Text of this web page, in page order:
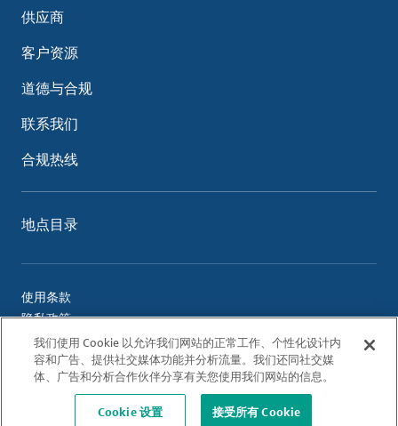
供应商
客户资源
道德与合规
联系我们
合规热线
地点目录
使用条款
隐私政策
Cookie 政策
© 2026 Albemarle Corporation. All Rights Reserved.
我们使用 Cookie 以允许我们网站的正常工作、个性化设计内
容和广告、提供社交媒体功能并分析流量。我们还同社交媒
体、广告和分析合作伙伴分享有关您使用我们网站的信息。
Cookie 设置 接受所有 Cookie